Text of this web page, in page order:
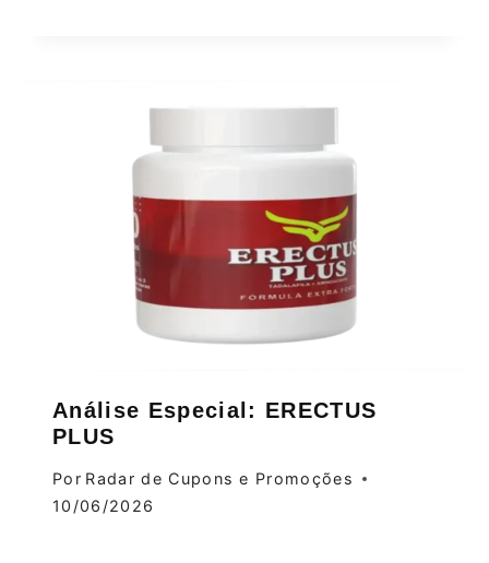
Análise Especial: ERECTUS
PLUS
Por Radar de Cupons e Promoções
10/06/2026